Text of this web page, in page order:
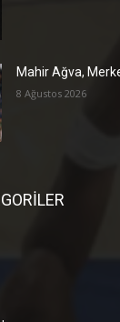
Mahir Ağva,
8 Ağustos 2026